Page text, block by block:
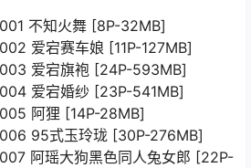
不知火舞 [8P-32MB]
爱宕赛车娘 [11P-127MB]
爱宕旗袍 [24P-593MB]
爱宕婚纱 [23P-541MB]
阿狸 [14P-28MB]
95式玉玲珑 [30P-276MB]
阿瑶大狗黑色同人兔女郎 [22P-